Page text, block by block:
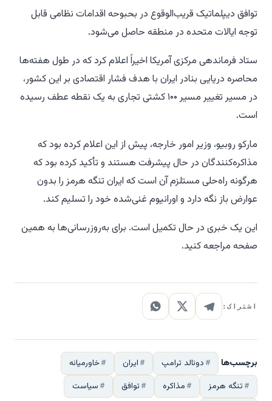
توافق دیپلماتیک قریب‌الوقوع در بحبوحه اقدامات نظامی قابل
توجه ایالات متحده در منطقه حاصل می‌شود.
ستاد فرماندهی مرکزی آمریکا اخیراً اعلام کرد که در طول هفته‌ها
محاصره دریایی بنادر ایران با هدف فشار اقتصادی بر این کشور،
در مسیر تغییر مسیر ۱۰۰ کشتی تجاری به یک نقطه عطف رسیده
است.
مارکو روبیو، وزیر امور خارجه، پیش از این اعلام کرده بود که
مذاکره‌کنندگان در حال پیشرفت هستند و تأکید کرده بود که
هرگونه راه‌حلی مستلزم آن است که ایران تنگه هرمز را بدون
عوارض باز نگه دارد و اورانیوم غنی‌شده خود را تسلیم کند.
این یک خبری در حال تکمیل است. برای به‌روزرسانی‌ها به همین
صفحه مراجعه کنید.
اشتراک:
برچسب‌ها دونالد ترامپ ایران
خاورمیانه
تنگه هرمز
مذاکره توافق
سیاست